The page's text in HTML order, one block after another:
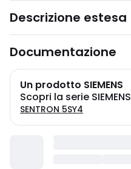
Descrizione estesa
Documentazione
Un prodotto SIEMENS
Scopri la serie SIEMENS
SENTRON 5SY4